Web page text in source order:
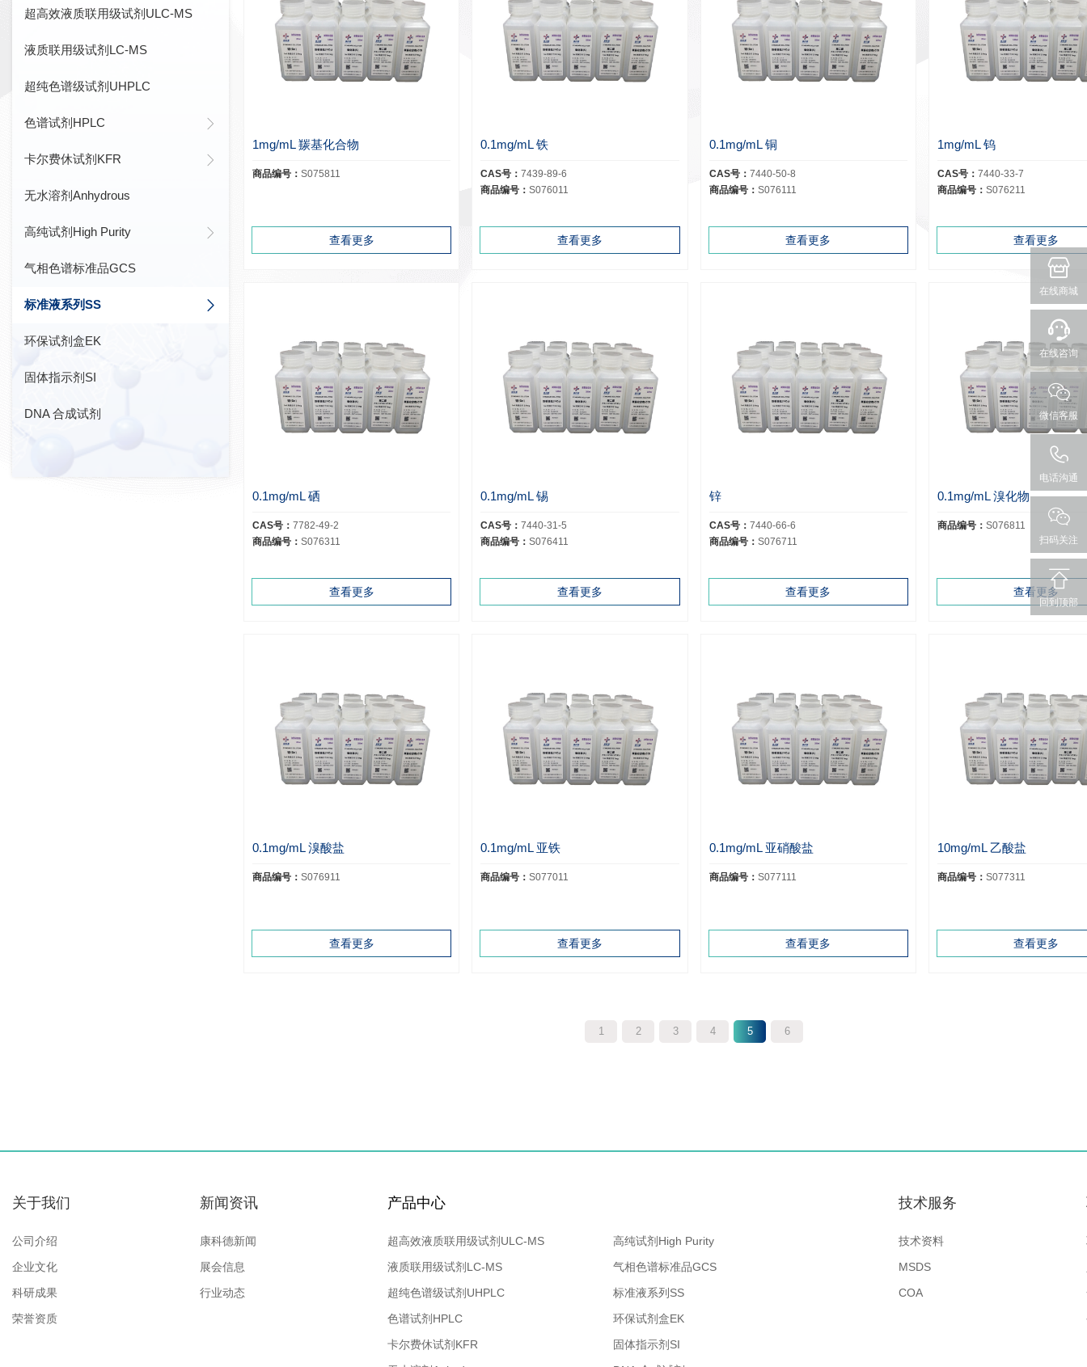
超高效液质联用级试剂ULC-MS
液质联用级试剂LC-MS
超纯色谱级试剂UHPLC
色谱试剂HPLC
卡尔费休试剂KFR
无水溶剂Anhydrous
高纯试剂High Purity
气相色谱标准品GCS
标准液系列SS
环保试剂盒EK
固体指示剂SI
DNA 合成试剂
1mg/mL 羰基化合物
商品编号： S075811
查看更多
0.1mg/mL 铁
CAS号：7439-89-6
商品编号：S076011
查看更多
0.1mg/mL 铜
CAS号： 7440-50-8
商品编号： S076111
查看更多
1mg/mL 钨
CAS号： 7440-33-7
商品编号： S076211
查看更多
0.1mg/mL 硒
CAS号： 7782-49-2
商品编号： S076311
查看更多
0.1mg/mL 锡
CAS号：7440-31-5
商品编号：S076411
查看更多
锌
CAS号： 7440-66-6
商品编号： S076711
查看更多
0.1mg/mL 溴化物
商品编号： S076811
查看更多
0.1mg/mL 溴酸盐
商品编号： S076911
查看更多
0.1mg/mL 亚铁
商品编号：S077011
查看更多
0.1mg/mL 亚硝酸盐
商品编号： S077111
查看更多
10mg/mL 乙酸盐
商品编号： S077311
查看更多
1 2 3 4 5 6
关于我们
公司介绍
企业文化
科研成果
荣誉资质
新闻资讯
康科德新闻
展会信息
行业动态
产品中心
超高效液质联用级试剂ULC-MS
液质联用级试剂LC-MS
超纯色谱级试剂UHPLC
色谱试剂HPLC
卡尔费休试剂KFR
高纯试剂High Purity
气相色谱标准品GCS
标准液系列SS
环保试剂盒EK
固体指示剂SI
技术服务
技术资料
MSDS
COA
在线商城
在线咨询
微信客服
电话沟通
扫码关注
回到顶部